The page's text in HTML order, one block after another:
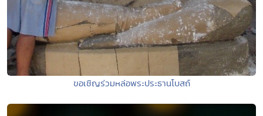
ขอเชิญร่วมหล่อพระประธานโบสถ์